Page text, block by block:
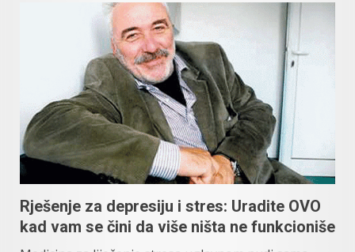
Rješenje za depresiju i stres: Uradite OVO
kad vam se čini da više ništa ne funkcioniše